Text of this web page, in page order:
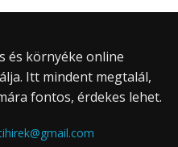
és környéke online
Itt mindent megtalál,
fontos, érdekes lehet.